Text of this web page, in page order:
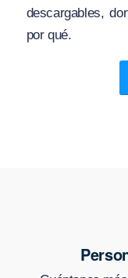
descargables,
por qué.